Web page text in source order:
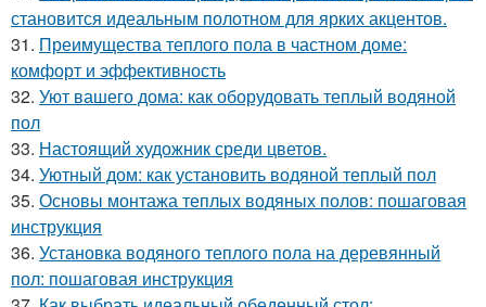
становится идеальным полотном для ярких акцентов.
31. Преимущества теплого пола в частном доме:
комфорт и эффективность
32. Уют вашего дома: как оборудовать теплый водяной
пол
33. Настоящий художник среди цветов.
34. Уютный дом: как установить водяной теплый пол
35. Основы монтажа теплых водяных полов: пошаговая
инструкция
36. Установка водяного теплого пола на деревянный
пол: пошаговая инструкция